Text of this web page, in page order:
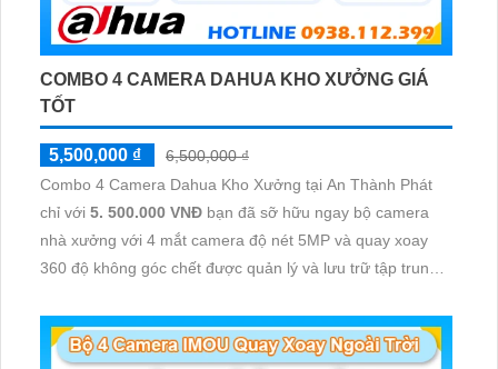
COMBO 4 CAMERA DAHUA KHO XƯỞNG GIÁ
TỐT
5,500,000 ₫
6,500,000 ₫
Combo 4 Camera Dahua Kho Xưởng tại An Thành Phát
chỉ với 5. 500.000 VNĐ bạn đã sỡ hữu ngay bộ camera
nhà xưởng với 4 mắt camera độ nét 5MP và quay xoay
360 độ không góc chết được quản lý và lưu trữ tập trung